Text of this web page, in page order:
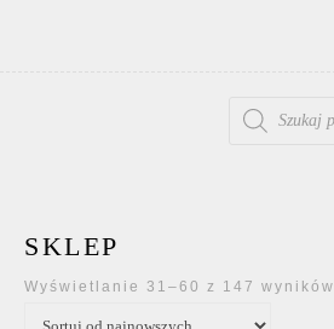
SKLEP
Wyświetlanie 31–60 z 147 wyników